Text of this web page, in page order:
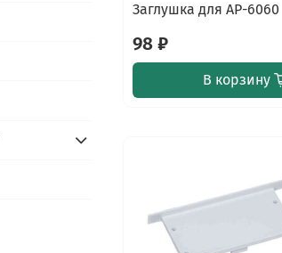
Заглушка для AP-6060
98 ₽
В корзину